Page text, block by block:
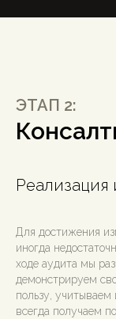
ЭТАП 2:
Для достижения
иногда
ходе аудита мы
демонстрируем
пользу,
всегда получаем